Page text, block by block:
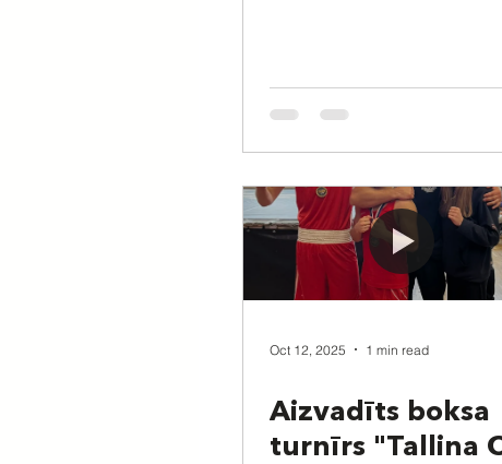
Oct 12, 2025 1 min read
Aizvadīts boksa
turnīrs "Tallina